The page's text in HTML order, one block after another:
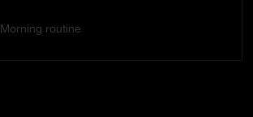
Morning routine